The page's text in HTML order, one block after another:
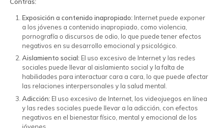
Exposición a contenido inapropiado: Internet puede exponer
a los jóvenes a contenido inapropiado, como violencia,
pornografía o discursos de odio, lo que puede tener efectos
negativos en su desarrollo emocional y psicológico.
Aislamiento social: El uso excesivo de Internet y las redes
sociales puede llevar al aislamiento social y la falta de
habilidades para interactuar cara a cara, lo que puede afectar
las relaciones interpersonales y la salud mental.
Adicción: El uso excesivo de Internet, los videojuegos en línea
y las redes sociales puede llevar a la adicción, con efectos
negativos en el bienestar físico, mental y emocional de los
jóvenes.